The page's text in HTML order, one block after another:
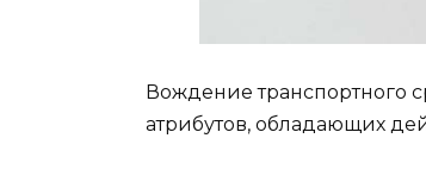
Вождение транспортного
атрибутов, обладающих